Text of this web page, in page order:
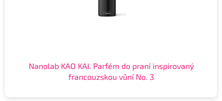
Nanolab KAO KAI. Parfém do praní inspirovaný
francouzskou vůní No. 3